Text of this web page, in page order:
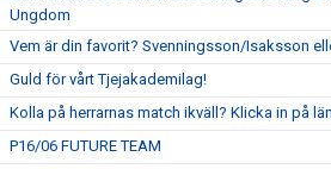
Ungdom
Vem är din favorit? Svenningsson/Isaksson
Guld för vårt Tjejakademilag!
Kolla på herrarnas match ikväll? Klicka in på
P16/06 FUTURE TEAM